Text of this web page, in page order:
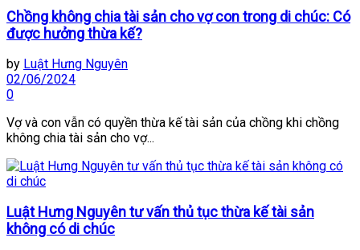
Chồng không chia tài sản cho vợ con trong di chúc: Có
được hưởng thừa kế?
by Luật Hưng Nguyên
02/06/2024
0
Vợ và con vẫn có quyền thừa kế tài sản của chồng khi chồng
không chia tài sản cho vợ...
Luật Hưng Nguyên tư vấn thủ tục thừa kế tài sản
không có di chúc